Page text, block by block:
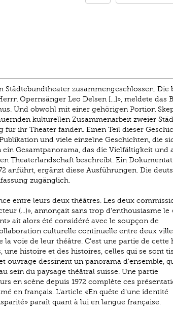
zusammengeschlossen. Die
Opernsänger Leo Delsen [...]», meldete das
Und obwohl mit einer gehörigen Portion
kulturellen Zusammenarbeit zweier
ihr Theater fanden. Einen Teil dieser
und viele einzelne Geschichten, die
Gesamtpanorama, das die Vielfältigkeit und
Theaterlandschaft beschreibt. Ein
anführt, ergänzt diese Ausführungen. Die
zugänglich.
entre leurs deux théâtres. Les deux
(...)», annonçait sans trop d'enthousiasme le
ait alors été considéré avec le soupçon de
culturelle continuelle entre deux
voie de leur théâtre. C'est une partie de cette
histoire et des histoires, celles qui se sont
ouvrage dessinent un panorama d'ensemble,
sein du paysage théâtral suisse. Une partie
en scène depuis 1972 complète ces
en français. L'article «En quête d'une identité
paraît quant à lui en langue française.